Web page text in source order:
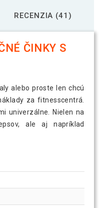
RECENZIA (41)
ČINKY S
alebo proste len chcú
za fitnesscentrá.
univerzálne. Nielen na
ale aj napríklad